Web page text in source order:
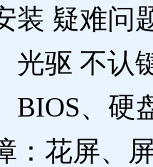
装 疑难问
光驱 不认
BIOS、硬
：花屏、